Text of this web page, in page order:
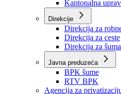
Kantonalna
Kantonalna
Direkcije
Direkcija za
Direkcija za ceste
Direkcija za
Javna preduzeća